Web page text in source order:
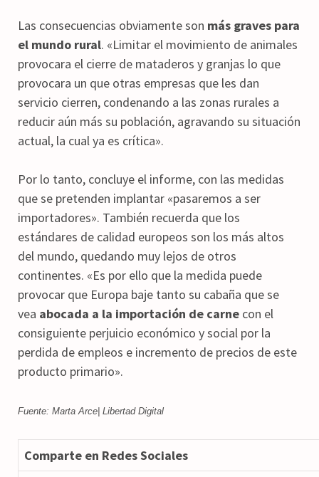
Las consecuencias obviamente son más graves para
el mundo rural. «Limitar el movimiento de animales
provocara el cierre de mataderos y granjas lo que
provocara un que otras empresas que les dan
servicio cierren, condenando a las zonas rurales a
reducir aún más su población, agravando su situación
actual, la cual ya es crítica».
Por lo tanto, concluye el informe, con las medidas
que se pretenden implantar «pasaremos a ser
importadores». También recuerda que los
estándares de calidad europeos son los más altos
del mundo, quedando muy lejos de otros
continentes. «Es por ello que la medida puede
provocar que Europa baje tanto su cabaña que se
vea abocada a la importación de carne con el
consiguiente perjuicio económico y social por la
perdida de empleos e incremento de precios de este
producto primario».
Fuente: Marta Arce| Libertad Digital
Comparte en Redes Sociales